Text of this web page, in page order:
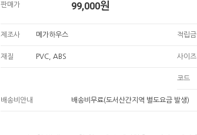
판매가 99,000원
제조사 메가하우스 적립금
재질 PVC, ABS 사이즈
코드
배송비안내 배송비무료(도서산간지역 별도요금 발생)